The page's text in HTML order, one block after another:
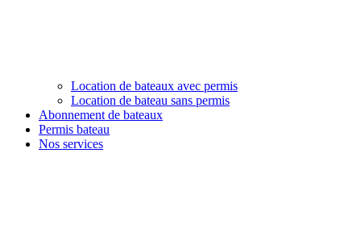
Location de bateaux avec permis
Location de bateau sans permis
Abonnement de bateaux
Permis bateau
Nos services